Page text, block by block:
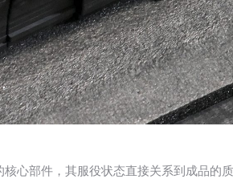
心部件，其服役状态直接关系到成品的质